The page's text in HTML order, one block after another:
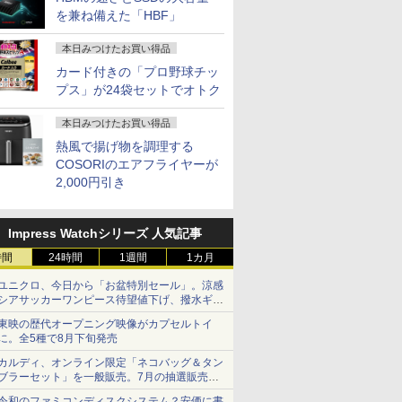
を兼ね備えた「HBF」
本日みつけたお買い得品
カード付きの「プロ野球チッ
プス」が24袋セットでオトク
本日みつけたお買い得品
熱風で揚げ物を調理する
COSORIのエアフライヤーが
2,000円引き
Impress Watchシリーズ 人気記事
24時間 1週間 1カ月
ニクロ、今日から「お盆特別セール」。涼感
アサッカーワンピース待望値下げ、撥水ギア
ョーツは1990円に
映の歴代オープニング映像がカプセルトイ
。全5種で8月下旬発売
ルディ、オンライン限定「ネコバッグ＆タン
ラーセット」を一般販売。7月の抽選販売の
選無効分